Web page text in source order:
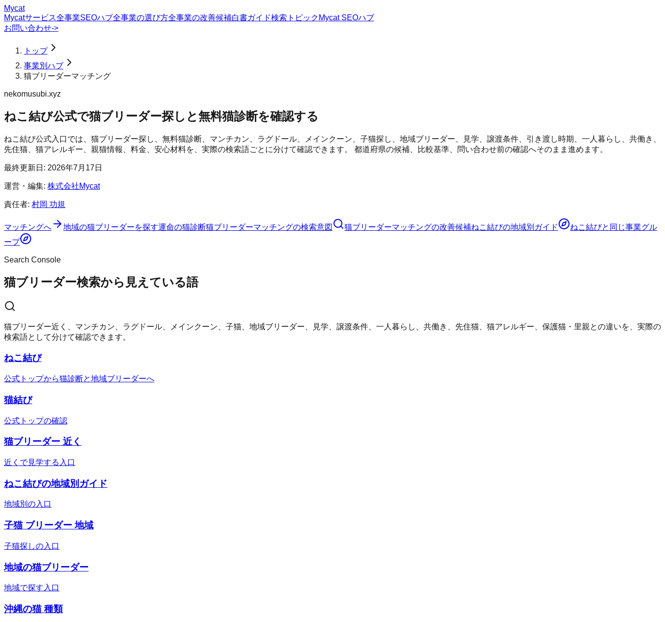
Mycat
Mycatサービス全事業SEOハブ全事業の選び方全事業の改善候補白書ガイド検索トピック Mycat SEOハブ
お問い合わせ->
トップ
事業別ハブ
猫ブリーダーマッチング
nekomusubi.xyz
ねこ結び公式で猫ブリーダー探しと無料猫診断を確認する
ねこ結び公式入口では、猫ブリーダー探し、無料猫診断、マンチカン、ラグドール、メインクーン、子猫探し、地域ブリーダー、見学、譲渡条件、引き渡し時期、一人暮らし、共働き、
先住猫、猫アレルギー、親猫情報、料金、安心材料を、実際の検索語ごとに分けて確認できます。 都道府県の候補、比較基準、問い合わせ前の確認へそのまま進めます。
最終更新日: 2026年7月17日
運営・編集: 株式会社Mycat
責任者: 村岡 功規
マッチングへ 地域の猫ブリーダーを探す運命の猫診断猫ブリーダーマッチングの検索意図 猫ブリーダーマッチングの改善候補ねこ結びの地域別ガイド ねこ結びと同じ事業グル
ープ
Search Console
猫ブリーダー検索から見えている語
猫ブリーダー近く、マンチカン、ラグドール、メインクーン、子猫、地域ブリーダー、見学、譲渡条件、一人暮らし、共働き、先住猫、猫アレルギー、保護猫・里親との違いを、実際の
検索語として分けて確認できます。
ねこ結び
公式トップから猫診断と地域ブリーダーへ
猫結び
公式トップの確認
猫ブリーダー 近く
近くで見学する入口
ねこ結びの地域別ガイド
地域別の入口
子猫 ブリーダー 地域
子猫探しの入口
地域の猫ブリーダー
地域で探す入口
沖縄の猫 種類